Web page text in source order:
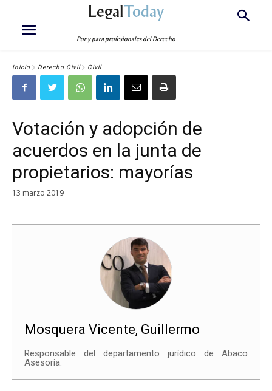
LegalToday
Por y para profesionales del Derecho
Inicio Derecho Civil Civil
Votación y adopción de
acuerdos en la junta de
propietarios: mayorías
13 marzo 2019
Mosquera Vicente, Guillermo
Responsable del departamento jurídico de Abaco
Asesoría.